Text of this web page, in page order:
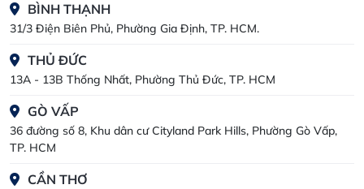
BÌNH THẠNH
31/3 Điện Biên Phủ, Phường Gia Định, TP. HCM.
THỦ ĐỨC
13A - 13B Thống Nhất, Phường Thủ Đức, TP. HCM
GÒ VẤP
36 đường số 8, Khu dân cư Cityland Park Hills, Phường Gò Vấp,
TP. HCM
CẦN THƠ